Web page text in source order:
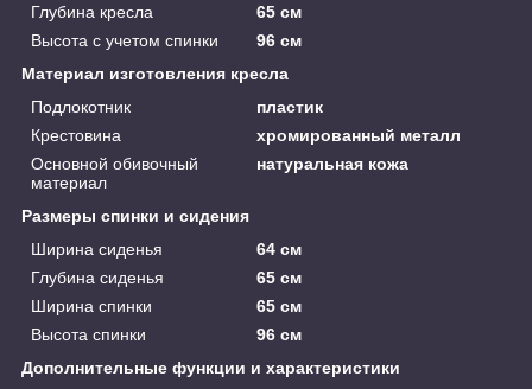
Глубина кресла
65 см
Высота с учетом спинки
96 см
Материал изготовления кресла
Подлокотник
пластик
Крестовина
хромированный металл
Основной обивочный
материал
натуральная кожа
Размеры спинки и сидения
Ширина сиденья
64 см
Глубина сиденья
65 см
Ширина спинки
65 см
Высота спинки
96 см
Дополнительные функции и характеристики